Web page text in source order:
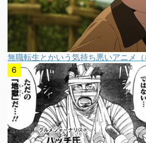
無職転生とかいう気持ち悪いアニメ（